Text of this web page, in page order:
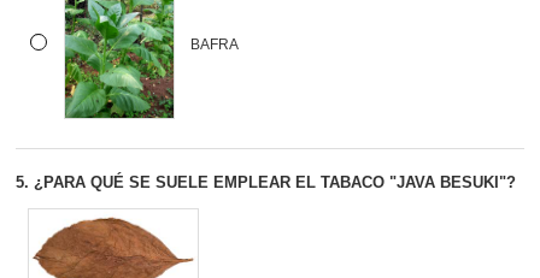
BAFRA
5.¿PARA QUÉ SE SUELE EMPLEAR EL TABACO "JAVA BESUKI"?